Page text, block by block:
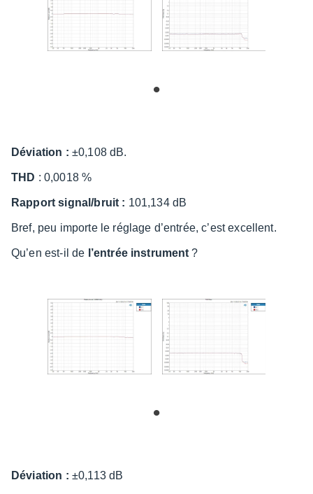
Dévia­tion : ±0,108 dB.
THD : 0,0018 %
Rapport signal/bruit : 101,134 dB
Bref, peu importe le réglage d’en­trée, c’est excellent.
Qu’en est-il de l’en­trée instru­ment ?
Dévia­tion : ±0,113 dB